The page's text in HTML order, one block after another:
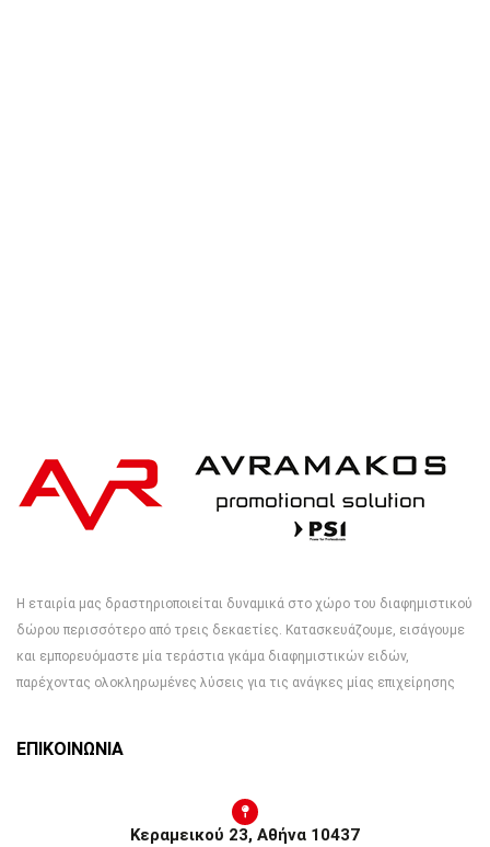
Η εταιρία μας δραστηριοποιείται δυναμικά στο χώρο του διαφημιστικού
δώρου περισσότερο από τρεις δεκαετίες. Κατασκευάζουμε, εισάγουμε
και εμπορευόμαστε μία τεράστια γκάμα διαφημιστικών ειδών,
παρέχοντας ολοκληρωμένες λύσεις για τις ανάγκες μίας επιχείρησης
ΕΠΙΚΟΙΝΩΝΙΑ
Κεραμεικού 23, Αθήνα 10437